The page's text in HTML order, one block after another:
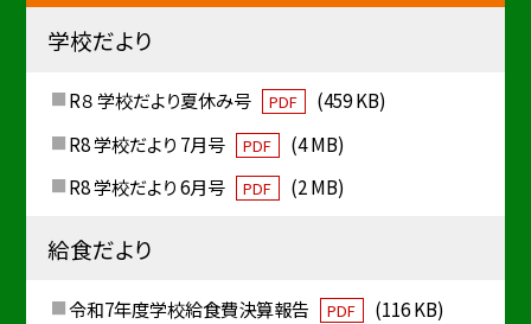
学校だより
R８ 学校だより夏休み号 PDF
(459 KB)
R8 学校だより 7月号
PDF
(4 MB)
R8 学校だより 6月号
PDF (2 MB)
給食だより
令和7年度学校給食費決算報告 PDF
(116 KB)